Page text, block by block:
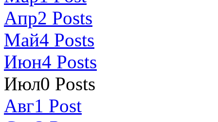
Апр2 Posts
Май4 Posts
Июн4 Posts
Июл0 Posts
Авг1 Post